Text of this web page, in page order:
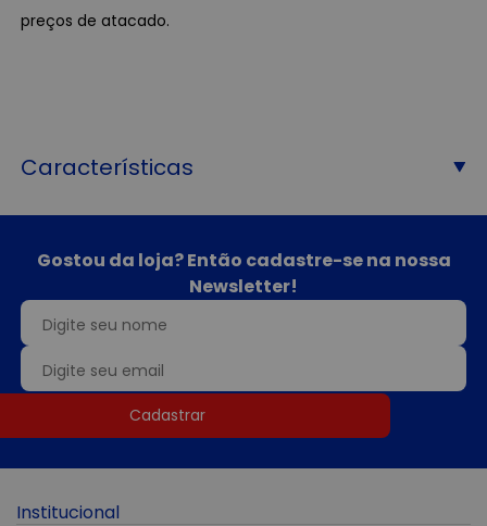
preços de atacado.
Características
Gostou da loja? Então cadastre-se na nossa
Newsletter!
Cadastrar
Institucional